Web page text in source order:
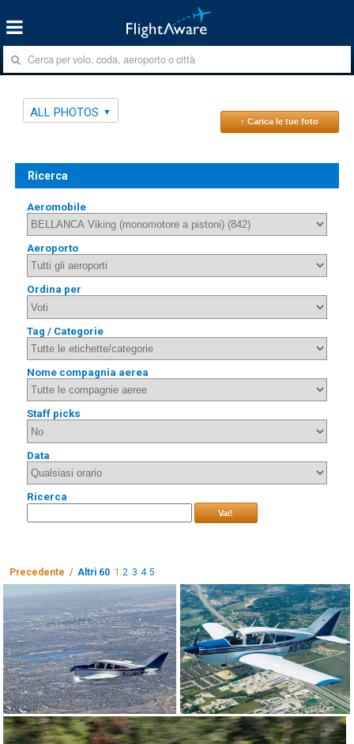
ALL PHOTOS
↑ Carica le tue foto
Ricerca
Aeromobile
Aeroporto
Ordina per
Tag / Categorie
Nome compagnia aerea
Staff picks
Data
Ricerca
Vai!
Precedente / Altri 60 1 2 3 4 5